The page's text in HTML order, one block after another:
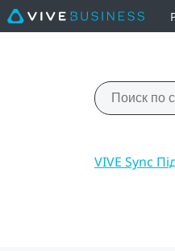
VIVE Sync